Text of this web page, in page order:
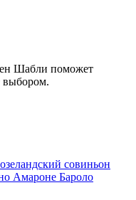
Шабли поможет
выбором.
совиньон
Амароне Бароло